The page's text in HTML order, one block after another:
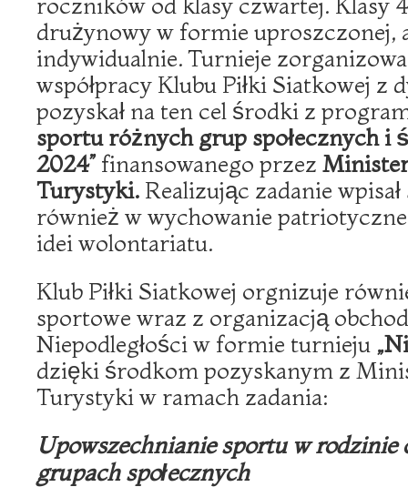
drużynowy w formie uproszczonej,
indywidualnie. Turnieje
współpracy Klubu Piłki Siatkowej z
pozyskał na ten cel środki z
sportu różnych grup społecznych i
2024”finansowanego przez
Turystyki. Realizując zadanie wpisał
również w wychowanie
idei wolontariatu.
Klub Piłki Siatkowej orgnizuje
sportowe wraz z organizacją
Niepodległości w formie turnieju
dzięki środkom pozyskanym z
Turystyki w ramach zadania:
Upowszechnianie sportu w rodzinie
grupach społecznych